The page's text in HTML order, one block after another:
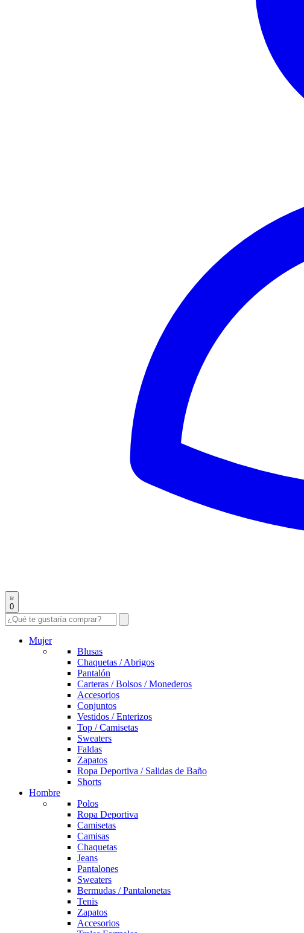
0
Mujer
Blusas
Chaquetas / Abrigos
Pantalón
Carteras / Bolsos / Monederos
Accesorios
Conjuntos
Vestidos / Enterizos
Top / Camisetas
Sweaters
Faldas
Zapatos
Ropa Deportiva / Salidas de Baño
Shorts
Hombre
Polos
Ropa Deportiva
Camisetas
Camisas
Chaquetas
Jeans
Pantalones
Sweaters
Bermudas / Pantalonetas
Tenis
Zapatos
Accesorios